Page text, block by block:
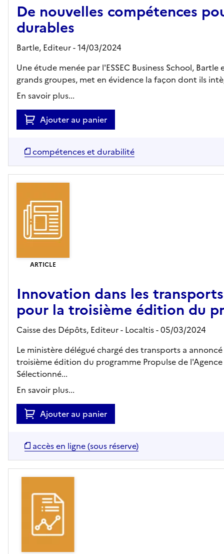
De nouvelles compétences
durables
Bartle, Editeur- 14/03/2024
Une étude menée par l'ESSEC Business School,
grands groupes, met en évidence la façon dont ils
En savoir plus...
Ajouter au panier
compétences et durabilité
ARTICLE
Innovation dans les
pour la troisième édition du
Caisse des Dépôts, Editeur- Localtis- 05/03/2024
Le ministère délégué chargé des transports a
troisième édition du programme Propulse de
Sélectionné...
En savoir plus...
Ajouter au panier
accès en ligne (sous réserve)